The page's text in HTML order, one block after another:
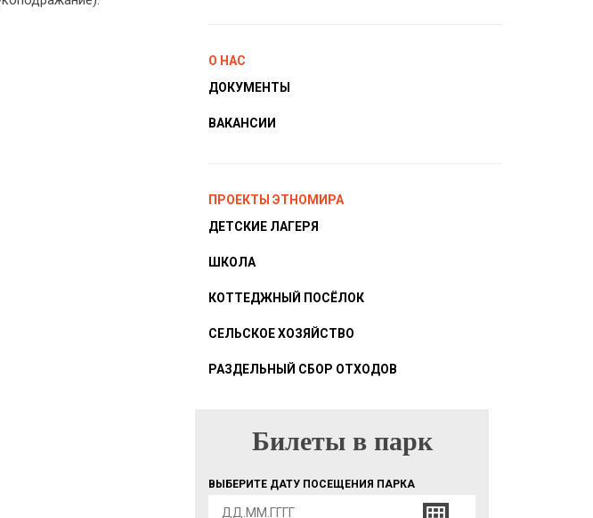
О НАС
ДОКУМЕНТЫ
ВАКАНСИИ
ПРОЕКТЫ ЭТНОМИРА
ДЕТСКИЕ ЛАГЕРЯ
ШКОЛА
КОТТЕДЖНЫЙ ПОСЁЛОК
СЕЛЬСКОЕ ХОЗЯЙСТВО
РАЗДЕЛЬНЫЙ СБОР ОТХОДОВ
БИЛЕТЫ В ПАРК
Билеты в парк
ВЫБЕРИТЕ ДАТУ ПОСЕЩЕНИЯ ПАРКА